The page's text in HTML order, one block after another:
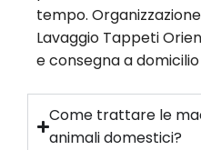
tempo.
Lavaggio Tappeti
e consegna a
Come trattare le
animali domestici?